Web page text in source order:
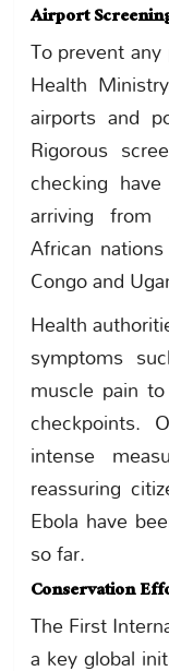
Airport
To prevent
Health
airports and
Rigorous
checking
arriving from
African
Congo and
Health
symptoms
muscle pain
checkpoints.
intense
reassuring
Ebola have
so far.
Conservation
The First
a key global